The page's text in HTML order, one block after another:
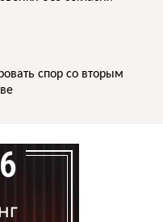
спор со вторым